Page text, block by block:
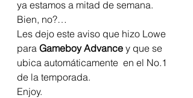
ya estamos a mitad de semana.
Bien, no?…
Les dejo este aviso que hizo Lowe
para Gameboy Advance y que se
ubica automáticamente  en el No.1
de la temporada.
Enjoy.